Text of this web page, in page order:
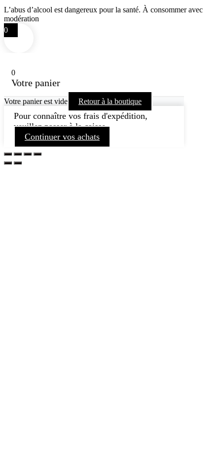
L’abus d’alcool est dangereux pour la santé. À consommer avec
modération
0
0
Votre panier
Votre panier est vide Retour à la boutique
Pour connaître vos frais d'expédition,
veuillez passer à la caisse.
Continuer vos achats